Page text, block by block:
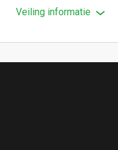
Veiling informatie